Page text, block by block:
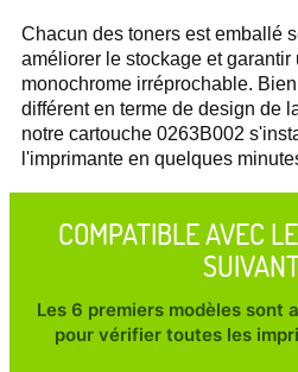
Chacun des toners est emballé
améliorer le stockage et
monochrome irréprochable.
différent en terme de design de
notre cartouche 0263B002
l'imprimante en quelques
COMPATIBLE AVEC
Les 6 premiers modèles sont
pour vérifier toutes les